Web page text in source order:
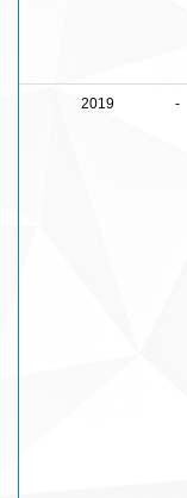
2019 -